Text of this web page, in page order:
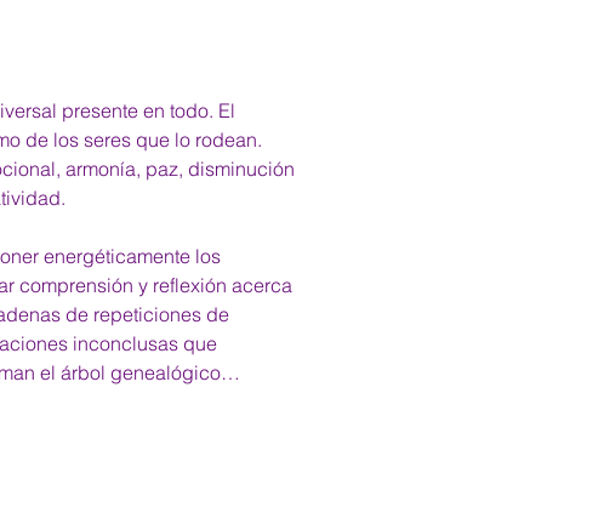
presente en todo. El
de los seres que lo rodean.
armonía, paz, disminución
energéticamente los
comprensión y reflexión acerca
de repeticiones de
inconclusas que
el árbol genealógico…